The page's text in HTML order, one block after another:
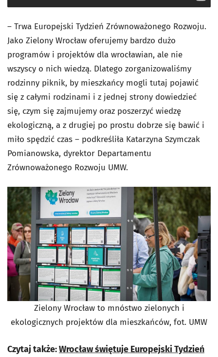
– Trwa Europejski Tydzień Zrównoważonego Rozwoju.
Jako Zielony Wrocław oferujemy bardzo dużo
programów i projektów dla wrocławian, ale nie
wszyscy o nich wiedzą. Dlatego zorganizowaliśmy
rodzinny piknik, by mieszkańcy mogli tutaj pojawić
się z całymi rodzinami i z jednej strony dowiedzieć
się, czym się zajmujemy oraz poszerzyć wiedzę
ekologiczną, a z drugiej po prostu dobrze się bawić i
miło spędzić czas – podkreśliła Katarzyna Szymczak
Pomianowska, dyrektor Departamentu
Zrównoważonego Rozwoju UMW.
Zielony Wrocław to mnóstwo zielonych i
ekologicznych projektów dla mieszkańców, fot. UMW
Czytaj także:Wrocław świętuje Europejski Tydzień